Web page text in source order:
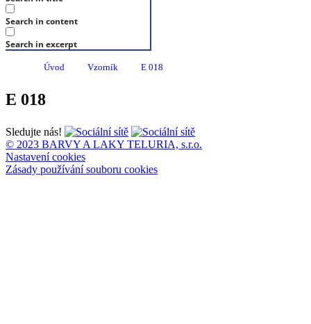
Search in content
Search in excerpt
Úvod Vzorník E 018
E 018
Sledujte nás!
© 2023 BARVY A LAKY TELURIA, s.r.o.
Nastavení cookies
Zásady používání souboru cookies